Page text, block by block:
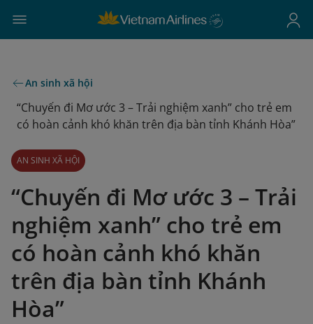
An sinh xã hội
“Chuyến đi Mơ ước 3 – Trải nghiệm xanh” cho trẻ em
có hoàn cảnh khó khăn trên địa bàn tỉnh Khánh Hòa”
AN SINH XÃ HỘI
“Chuyến đi Mơ ước 3 – Trải
nghiệm xanh” cho trẻ em
có hoàn cảnh khó khăn
trên địa bàn tỉnh Khánh
Hòa”